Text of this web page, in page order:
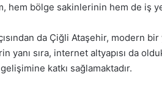
hem bölge sakinlerinin hem de iş
da Çiğli Ataşehir, modern
yanı sıra, internet altyapısı da
katkı sağlamaktadır.